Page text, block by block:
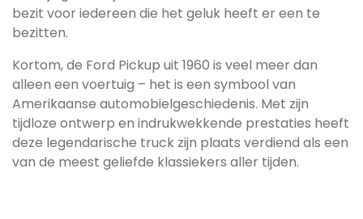
bezit voor iedereen die het geluk heeft er een te
bezitten.
Kortom, de Ford Pickup uit 1960 is veel meer dan
alleen een voertuig – het is een symbool van
Amerikaanse automobielgeschiedenis. Met zijn
tijdloze ontwerp en indrukwekkende prestaties heeft
deze legendarische truck zijn plaats verdiend als een
van de meest geliefde klassiekers aller tijden.